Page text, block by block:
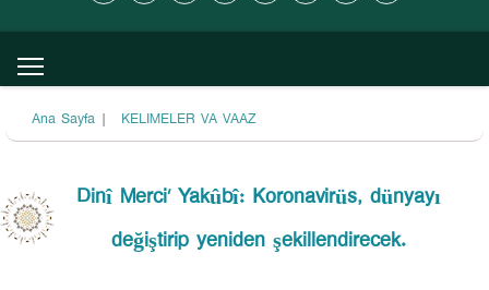
Ana Sayfa | KELIMELER VA VAAZ
Dinî Merci’ Yakûbî: Koronavirüs, dünyayı
değiştirip yeniden şekillendirecek.